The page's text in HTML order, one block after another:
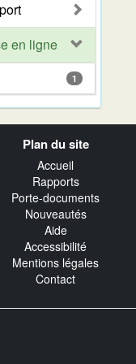
en ligne
1
Plan du site
Accueil
Rapports
Porte-documents
Nouveautés
Aide
Accessibilité
Mentions légales
Contact